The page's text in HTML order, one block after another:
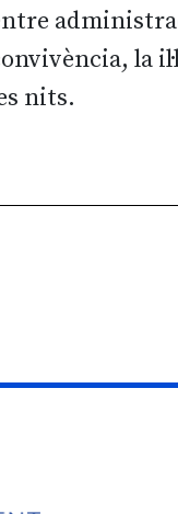
la
nits.